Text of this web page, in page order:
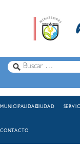
MUNICIPALIDADCIUDAD
CONTACTO